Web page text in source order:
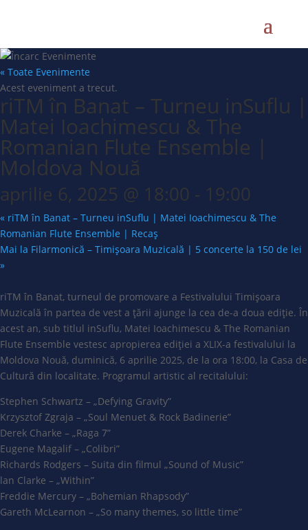
« Toate Evenimente
Acest eveniment a trecut.
riTM în Banat – Turneu inSuflu |
Matei Ioachimescu & The
Romanian Flute Ensemble |
Moldova Nouă
aprilie 6, 2025 @ 18:00 - 19:00
« riTM în Banat – Turneu inSuflu | Matei Ioachimescu & The
Romanian Flute Ensemble | Recaș
Mai la Filarmonică – Timișoara Muzicală | 5 concerte la 150 de lei
»
riTM în Banat, turneul de promovare a Festivalului Timișoara
Muzicală în partea de vest a țării ajunge la cea de-a doua ediție. În
acest an, sub titlul inSuflu, Matei Ioachimescu & The Romanian
Flute Ensemble vestesc apropierea ediției a XLIX-a festivalului la
Moldova Nouă, duminică, 6 aprilie 2025, de la ora 18:00, la Casa de
Cultură din localitate. Programul artistic al recitalului:
Stephen Schwartz – „Defying Gravity”
Krzysztof Zgraja – „Soul Menuet & Rock Badinerie”
Derek Charke – „Raga 7”
Eugene Magalif – „Colibri”
Richards Rodgers – Suita din filmul „Sound of Music”
lan Clarke – „Within”
Freddie Mercury – „Bohemian Rhapsody”
Gareth McLearnon – „So many themes, so little time”